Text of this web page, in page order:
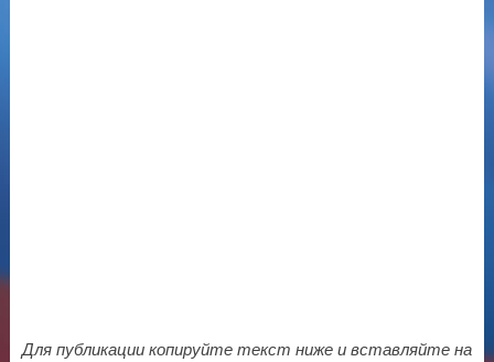
Для публикации копируйте текст ниже и вставляйте на